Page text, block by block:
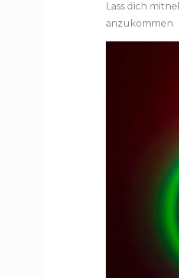
Lass dich
anzukommen.